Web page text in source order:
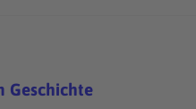
Geschichte